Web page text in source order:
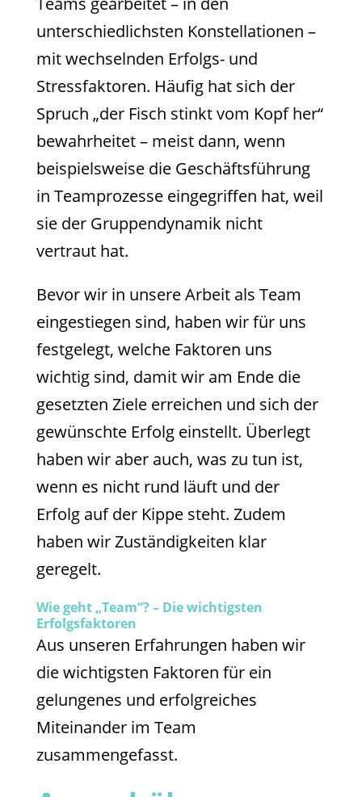
unterschiedlichsten Konstellationen –
mit wechselnden Erfolgs- und
Stressfaktoren. Häufig hat sich der
Spruch „der Fisch stinkt vom Kopf her“
bewahrheitet – meist dann, wenn
beispielsweise die Geschäftsführung
in Teamprozesse eingegriffen hat, weil
sie der Gruppendynamik nicht
vertraut hat.
Bevor wir in unsere Arbeit als Team
eingestiegen sind, haben wir für uns
festgelegt, welche Faktoren uns
wichtig sind, damit wir am Ende die
gesetzten Ziele erreichen und sich der
gewünschte Erfolg einstellt. Überlegt
haben wir aber auch, was zu tun ist,
wenn es nicht rund läuft und der
Erfolg auf der Kippe steht. Zudem
haben wir Zuständigkeiten klar
geregelt.
Wie geht „Team“? – Die wichtigsten
Erfolgsfaktoren
Aus unseren Erfahrungen haben wir
die wichtigsten Faktoren für ein
gelungenes und erfolgreiches
Miteinander im Team
zusammengefasst.